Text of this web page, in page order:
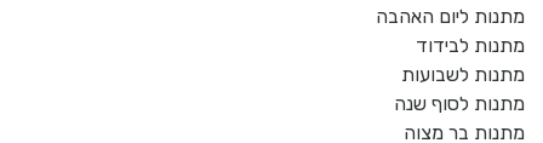
מתנות ליום האהבה
מתנות לבידוד
מתנות לשבועות
מתנות לסוף שנה
מתנות בר מצוה